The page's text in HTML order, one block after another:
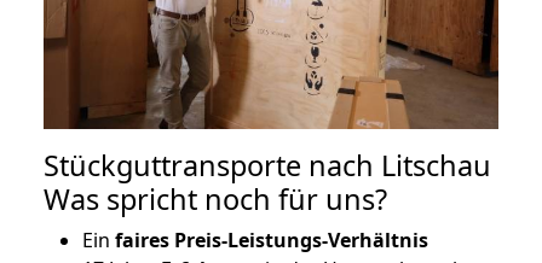
Stückguttransporte nach Litschau
Was spricht noch für uns?
Ein faires Preis-Leistungs-Verhältnis